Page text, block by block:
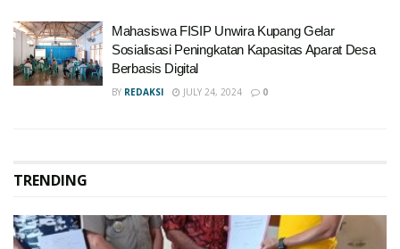
Mahasiswa FISIP Unwira Kupang Gelar
Sosialisasi Peningkatan Kapasitas Aparat Desa
Berbasis Digital
BY REDAKSI JULY 24, 2024 0
TRENDING